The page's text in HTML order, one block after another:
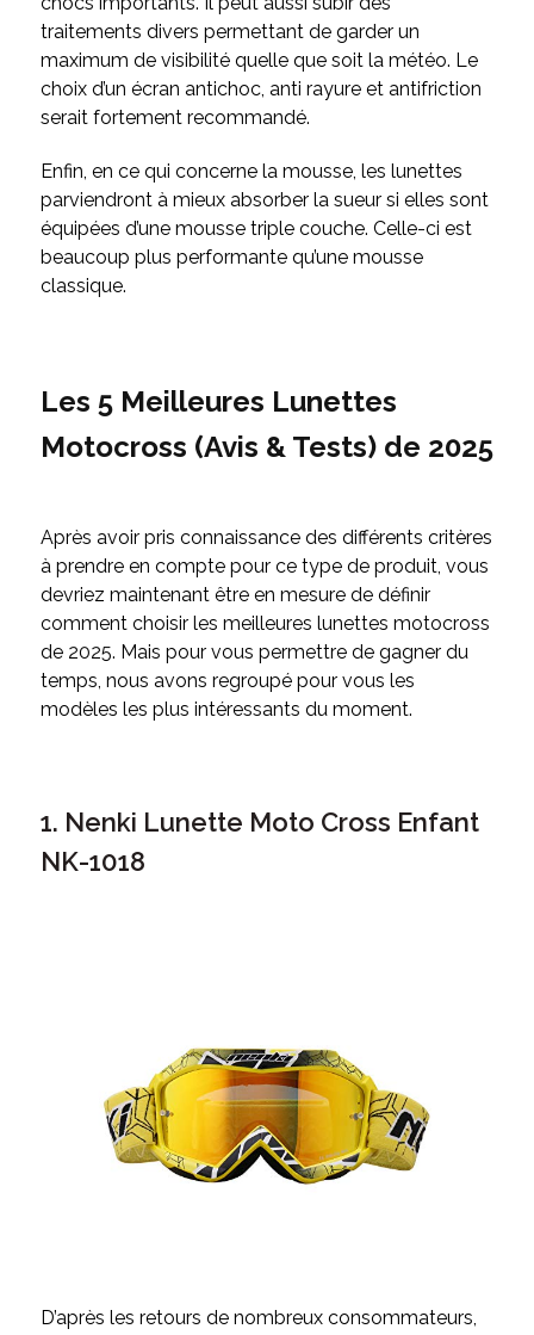
traitements divers permettant de garder un
maximum de visibilité quelle que soit la météo. Le
choix d’un écran antichoc, anti rayure et antifriction
serait fortement recommandé.
Enfin, en ce qui concerne la mousse, les lunettes
parviendront à mieux absorber la sueur si elles sont
équipées d’une mousse triple couche. Celle-ci est
beaucoup plus performante qu’une mousse
classique.
Les 5 Meilleures Lunettes
Motocross (Avis & Tests) de 2025
Après avoir pris connaissance des différents critères
à prendre en compte pour ce type de produit, vous
devriez maintenant être en mesure de définir
comment choisir les meilleures lunettes motocross
de 2025. Mais pour vous permettre de gagner du
temps, nous avons regroupé pour vous les
modèles les plus intéressants du moment.
1. Nenki Lunette Moto Cross Enfant
NK-1018
D’après les retours de nombreux consommateurs,